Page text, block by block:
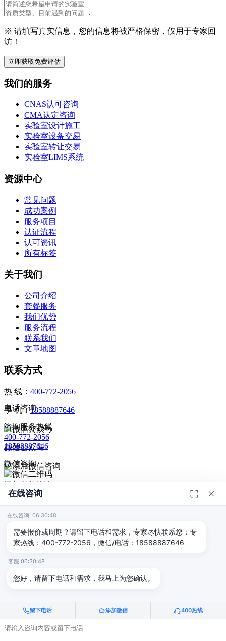
※ 请填写真实信息，您的信息将被严格保密，仅用于专家回
访！
立即获取免费评估
我们的服务
CNAS认可咨询
CMA认定咨询
实验室设计施工
实验室设备交易
实验室转让交易
实验室LIMS系统
资源中心
常见问题
成功案例
服务项目
认证流程
认可资讯
所有标签
关于我们
公司介绍
套餐服务
我们优势
服务流程
联系我们
文章地图
联系方式
热 线： 400-772-2056
手 机：18588887646
微信公众号
© 2026深圳市德恺检测有限公司版权所有 -宣传册|粤ICP备
2025393459号-1
电话咨询
咨询服务热线
400-772-2056
18588887646
微信咨询
扫码添加微信咨询
给我回电
在线咨询
在线咨询 06:30:48
需要报价或周期？请留下电话和需求，专家尽快联系您；专
家热线：400-772-2056，微信/电话：18588887646
客服 06:30:48
您好，请留下电话和需求，我马上为您确认。
留下电话 添加微信 400热线